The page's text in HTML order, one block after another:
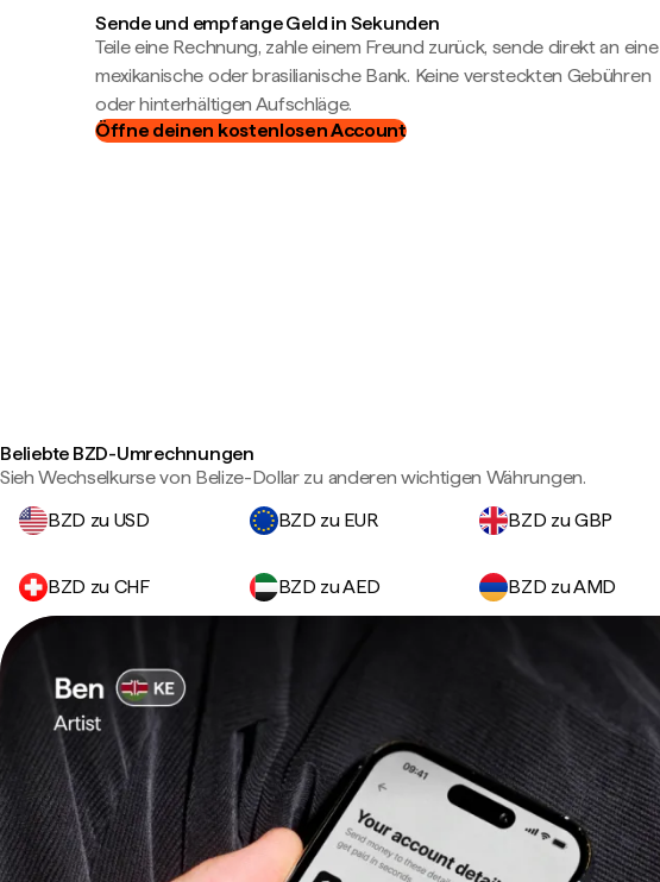
Sende und empfange Geld in Sekunden
Teile eine Rechnung, zahle einem Freund zurück, sende direkt an eine
mexikanische oder brasilianische Bank. Keine versteckten Gebühren
oder hinterhältigen Aufschläge.
Öffne deinen kostenlosen Account
Beliebte BZD-Umrechnungen
Sieh Wechselkurse von Belize-Dollar zu anderen wichtigen Währungen.
BZD zu USD
BZD zu EUR BZD zu GBP
BZD zu CHF BZD zu AED BZD zu AMD